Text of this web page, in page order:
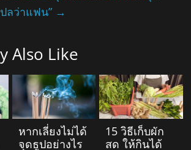
ลว่าแฟน” →
Also Like
หากเลี่ยงไม่ได้
จุดธูปอย่างไร
15 วิธีเก็บผัก
สด ให้กินได้